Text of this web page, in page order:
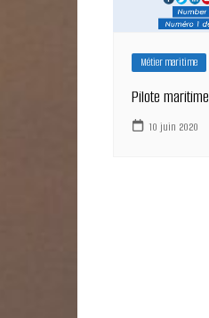
Métier maritime
Pilote maritime
10 juin 2020